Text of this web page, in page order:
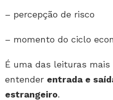
– percepção de risco
– momento do ciclo
É uma das leituras
entender entrada e
estrangeiro.